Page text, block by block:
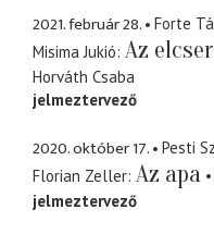
2021. február 28.
Forte
Misima Jukió Az
Horváth Csaba
jelmeztervező
2020. október 17.
Pesti
Florian Zeller Az apa
jelmeztervező